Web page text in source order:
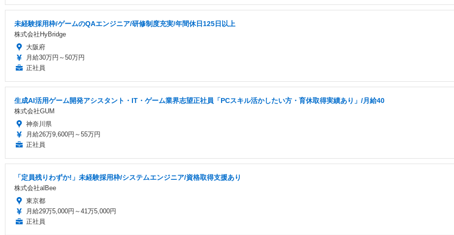
未経験採用枠/ゲームのQAエンジニア/研修制度充実/年間休日125日以上
株式会社HyBridge
大阪府
月給30万円～50万円
正社員
生成AI活用ゲーム開発アシスタント・IT・ゲーム業界志望正社員「PCスキル活かしたい方・育休取得実績あり」/月給40
株式会社GUM
神奈川県
月給26万9,600円～55万円
正社員
「定員残りわずか!」未経験採用枠/システムエンジニア/資格取得支援あり
株式会社alBee
東京都
月給29万5,000円～41万5,000円
正社員